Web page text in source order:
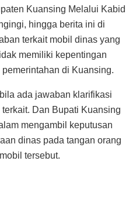
Kuansing Melalui Kabid
hingga berita ini di
terkait mobil dinas yang
memiliki kepentingan
di Kuansing.
ada jawaban klarifikasi
Dan Bupati Kuansing
mengambil keputusan
dinas pada tangan orang
tersebut.